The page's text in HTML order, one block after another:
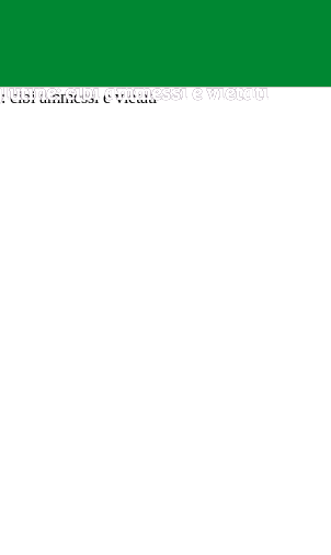
cibi ammessi e vietati